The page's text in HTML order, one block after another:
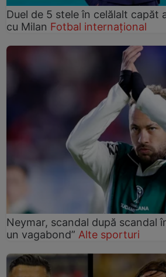
Duel de 5 stele în celălalt capăt
cu Milan Fotbal internațional
Neymar, scandal după scandal
un vagabond” Alte sporturi